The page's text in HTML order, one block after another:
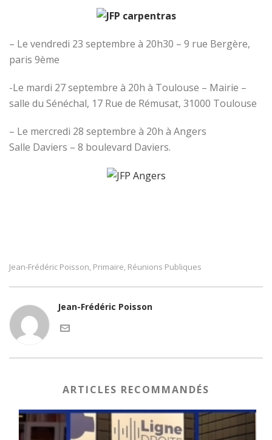
– Le vendredi 23 septembre à 20h30 – 9 rue Bergère,
paris 9ème
-Le mardi 27 septembre à 20h à Toulouse – Mairie –
salle du Sénéchal, 17 Rue de Rémusat, 31000 Toulouse
– Le mercredi 28 septembre à 20h à Angers
Salle Daviers – 8 boulevard Daviers.
Jean-Frédéric Poisson, Primaire, Réunions Publiques
Jean-Frédéric Poisson
ARTICLES RECOMMANDÉS